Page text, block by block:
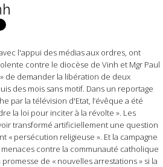
l'appui des médias aux ordres, ont
contre le diocèse de Vinh et Mgr Paul
de demander la libération de deux
des mois sans motif. Dans un reportage
par la télévision d'Etat, l’évêque a été
la loi pour inciter à la révolte ». Les
transformé artificiellement une question
« persécution religieuse ». Et la campagne
contre la communauté catholique
promesse de « nouvelles arrestations » si la